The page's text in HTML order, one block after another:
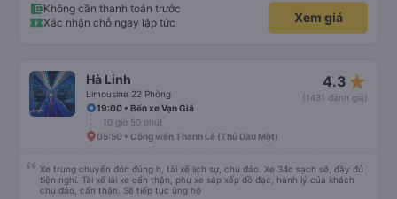
ấm hoặc áo khoác mỏng, vì thỉnh thoảng trời khá lạnh, và chăn mền thì hơi
cũ, nhưng vẫn có sẵn. Cổng USB để sạc điện thoại hoạt động tốt, và có giấy
vệ sinh. Mọi thứ khá sạch sẽ. Chúng tôi trở về từ Đà Nẵng (bến xe Đà Nẵng,
được đưa đến ga bằng xe buýt nhỏ. Họ cũng vận chuyển hàng hóa trong
suốt chuyến đi, và có thể sẽ có những điểm dừng chân. Tôi khuyên bạn nên
chọn công ty này và đặt chỗ ngồi VIP.
Không cần thanh toán trước
Xác nhận chỗ ngay lập tức
Xem giá
Hà Linh
Limousine 22 Phòng
4.3 star_rate
(1431 đánh giá)
19:00 • Bến xe Vạn Giã
10 giờ 50 phút
05:50 • Công viên Thanh Lễ (Thủ Dầu Một)
Xe trung chuyển đón đúng h, tài xế lịch sự, chu đáo. Xe 34c sạch sẽ, đầy đủ
tiện nghi. Tài xế lái xe cẩn thận, phụ xe sắp xếp đồ đạc, hành lý của khách
chu đáo, cẩn thận. Sẽ tiếp tục ủng hộ